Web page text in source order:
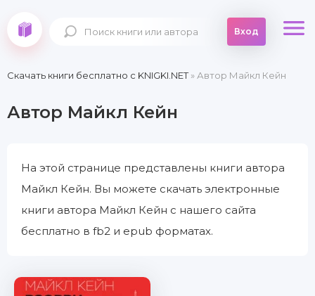
Вход
Скачать книги бесплатно c KNIGKI.NET» Автор Майкл Кейн
Автор Майкл Кейн
На этой странице представлены книги автора
Майкл Кейн. Вы можете скачать электронные
книги автора Майкл Кейн с нашего сайта
бесплатно в fb2 и epub форматах.